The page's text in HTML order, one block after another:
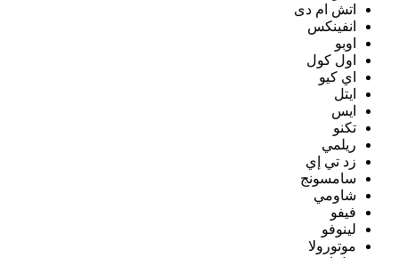
اتش ام دى
انفينكس
اوبو
اول كول
اي كيو
ايتل
ايس
تكنو
ريلمي
زد تي إي
سامسونج
شاومي
فيفو
لينوفو
موتورولا